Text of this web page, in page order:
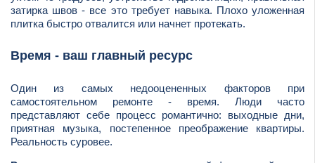
затирка швов - все это требует навыка. Плохо уложенная
плитка быстро отвалится или начнет протекать.
Время - ваш главный ресурс
Один из самых недооцененных факторов при
самостоятельном ремонте - время. Люди часто
представляют себе процесс романтично: выходные дни,
приятная музыка, постепенное преображение квартиры.
Реальность суровее.